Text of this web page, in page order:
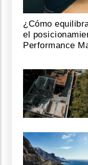
¿Cómo
el
Performance